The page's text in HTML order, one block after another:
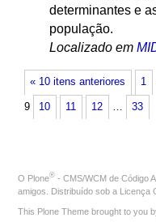
determinantes e
população.
Localizado em
« 10 itens anteriores 1
9 10 11 12 … 33
O Plone® - CMS/WCM de Código
amigos. Distribuído sob a Licença
This Plone Theme brought to you